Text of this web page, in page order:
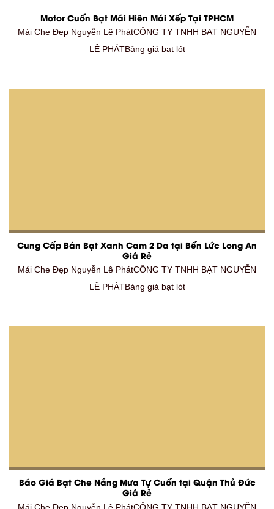
Motor Cuốn Bạt Mái Hiên Mái Xếp Tại TPHCM
Mái Che Đẹp Nguyễn Lê PhátCÔNG TY TNHH BẠT NGUYỄN
LÊ PHÁTBảng giá bạt lót
Cung Cấp Bán Bạt Xanh Cam 2 Da tại Bến Lức Long An
Giá Rẻ
Mái Che Đẹp Nguyễn Lê PhátCÔNG TY TNHH BẠT NGUYỄN
LÊ PHÁTBảng giá bạt lót
Báo Giá Bạt Che Nắng Mưa Tự Cuốn tại Quận Thủ Đức
Giá Rẻ